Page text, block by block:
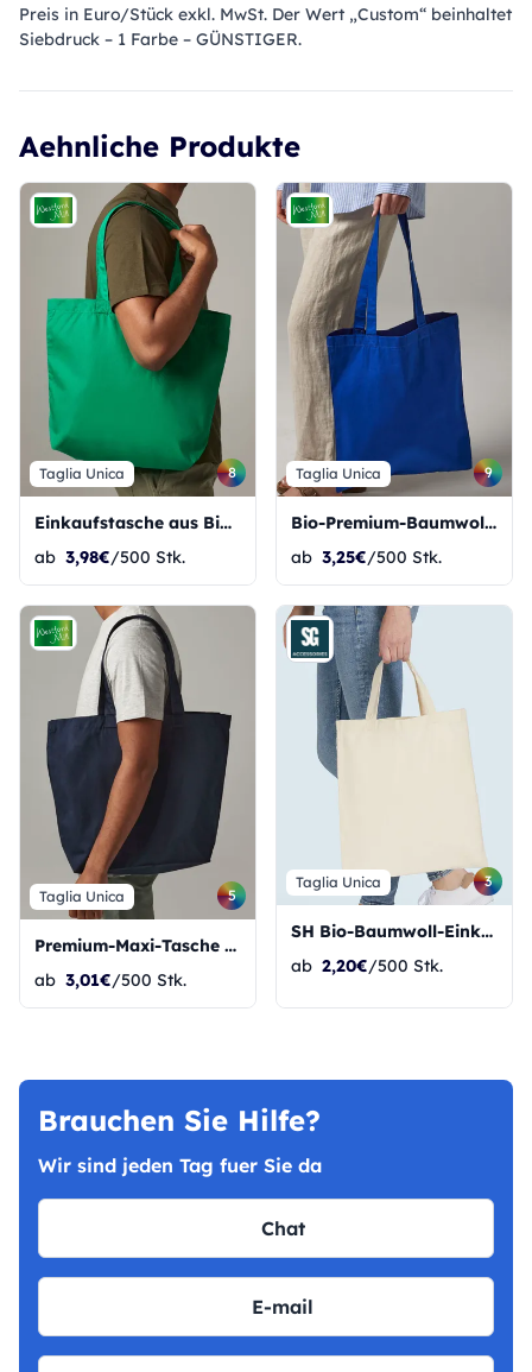
Preis in Euro/Stück exkl. MwSt. Der Wert „Custom“ beinhaltet
Siebdruck – 1 Farbe – GÜNSTIGER.
Aehnliche Produkte
Taglia Unica 8
Einkaufstasche aus Bio-Baumwolle
ab 3,98€/500 Stk.
Taglia Unica 9
Bio-Premium-Baumwolltasche
ab 3,25€/500 Stk.
Taglia Unica 5
Premium-Maxi-Tasche aus Baumwolle
ab 3,01€/500 Stk.
Taglia Unica 3
SH Bio-Baumwoll-Einkaufstasche
ab 2,20€/500 Stk.
Brauchen Sie Hilfe?
Wir sind jeden Tag fuer Sie da
Chat
E-mail